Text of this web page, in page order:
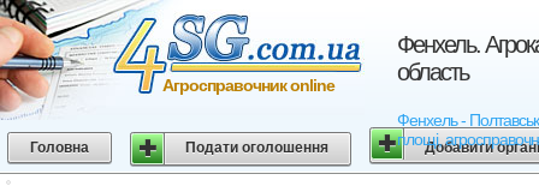
Фенхель.
область
Фенхель -
площі,
Агросправочник online
Головна Подати оголошення Добавити